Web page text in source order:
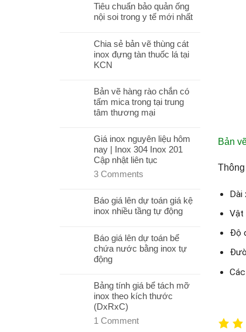
Tiêu chuẩn bảo quản ống
nội soi trong y tế mới nhất
Chia sẻ bản vẽ thùng cát
inox đựng tàn thuốc lá tại
KCN
Bản vẽ hàng rào chắn có
tấm mica trong tại trung
tâm thương mại
Giá inox nguyên liệu hôm
nay | Inox 304 Inox 201
Cập nhật liên tục
3 Comments
Báo giá lên dự toán giá kệ
inox nhiều tầng tự động
Báo giá lên dự toán bể
chứa nước bằng inox tự
động
Bảng tính giá bể tách mỡ
inox theo kích thước
(DxRxC)
1 Comment
Bản
Dài
Vật
Độ